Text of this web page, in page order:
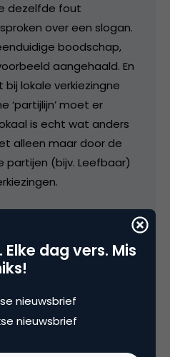
dezelfde fout
over een slogan.
boodschap,
aangehaald. En
lokale verkiezingne
‘partijlijn’ moet er
is echt wat anders
alleen maar door de
partijen (bijv. Leefbaar)
ik ook inhoudelijke
dat hoeft niet
om engagement.
krijgen met je
kiezer. Daar
medium als Twitter
dag vers. Mis
nieuwsbrief
nieuwsbrief